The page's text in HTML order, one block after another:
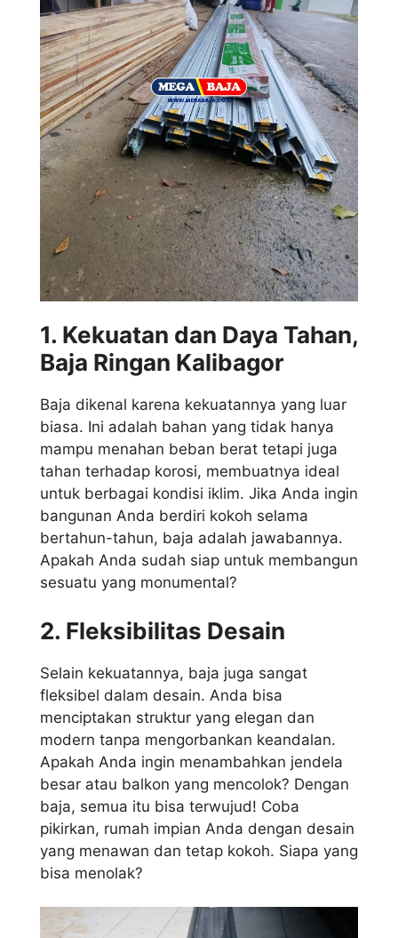
1. Kekuatan dan Daya Tahan,
Baja Ringan Kalibagor
Baja dikenal karena kekuatannya yang luar
biasa. Ini adalah bahan yang tidak hanya
mampu menahan beban berat tetapi juga
tahan terhadap korosi, membuatnya ideal
untuk berbagai kondisi iklim. Jika Anda ingin
bangunan Anda berdiri kokoh selama
bertahun-tahun, baja adalah jawabannya.
Apakah Anda sudah siap untuk membangun
sesuatu yang monumental?
2. Fleksibilitas Desain
Selain kekuatannya, baja juga sangat
fleksibel dalam desain. Anda bisa
menciptakan struktur yang elegan dan
modern tanpa mengorbankan keandalan.
Apakah Anda ingin menambahkan jendela
besar atau balkon yang mencolok? Dengan
baja, semua itu bisa terwujud! Coba
pikirkan, rumah impian Anda dengan desain
yang menawan dan tetap kokoh. Siapa yang
bisa menolak?